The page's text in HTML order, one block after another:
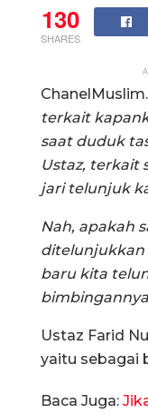
130
SHARES
terkait
saat duduk
Ustaz, terkait
jari telunjuk
Nah, apakah
ditelunjukkan
baru kita
Ustaz Farid
yaitu sebagai
Baca Juga: